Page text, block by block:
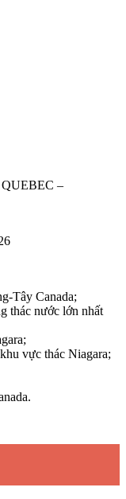
–
Tây Canada;
thác nước lớn nhất
vực thác Niagara;